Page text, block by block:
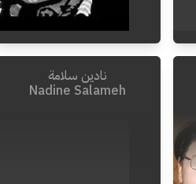
1987
نادين سلامة
Nadine Salameh